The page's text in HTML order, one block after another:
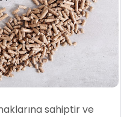
sahiptir ve